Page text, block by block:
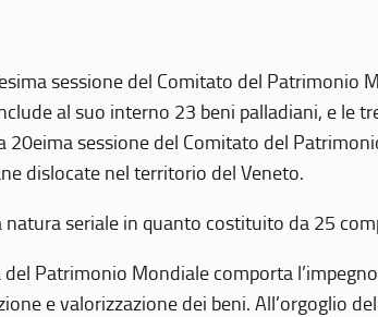
sessione del Comitato del Patrimonio
al suo interno 23 beni palladiani, e le
20eima sessione del Comitato del
dislocate nel territorio del Veneto.
natura seriale in quanto costituito da 25
del Patrimonio Mondiale comporta
e valorizzazione dei beni. All’orgoglio